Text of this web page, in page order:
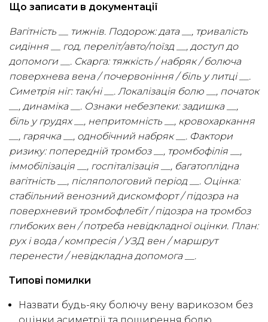
Що записати в документації
Вагітність __ тижнів. Подорож: дата __, тривалість
сидіння __ год, переліт/авто/поїзд __, доступ до
допомоги __. Скарга: тяжкість / набряк / болюча
поверхнева вена / почервоніння / біль у литці __.
Симетрія ніг: так/ні __. Локалізація болю __, початок
__, динаміка __. Ознаки небезпеки: задишка __,
біль у грудях __, непритомність __, кровохаркання
__, гарячка __, однобічний набряк __. Фактори
ризику: попередній тромбоз __, тромбофілія __,
іммобілізація __, госпіталізація __, багатоплідна
вагітність __, післяпологовий період __. Оцінка:
стабільний венозний дискомфорт / підозра на
поверхневий тромбофлебіт / підозра на тромбоз
глибоких вен / потреба невідкладної оцінки. План:
рух і вода / компресія / УЗД вен / маршрут
перенести / невідкладна допомога __.
Типові помилки
Назвати будь-яку болючу вену варикозом без